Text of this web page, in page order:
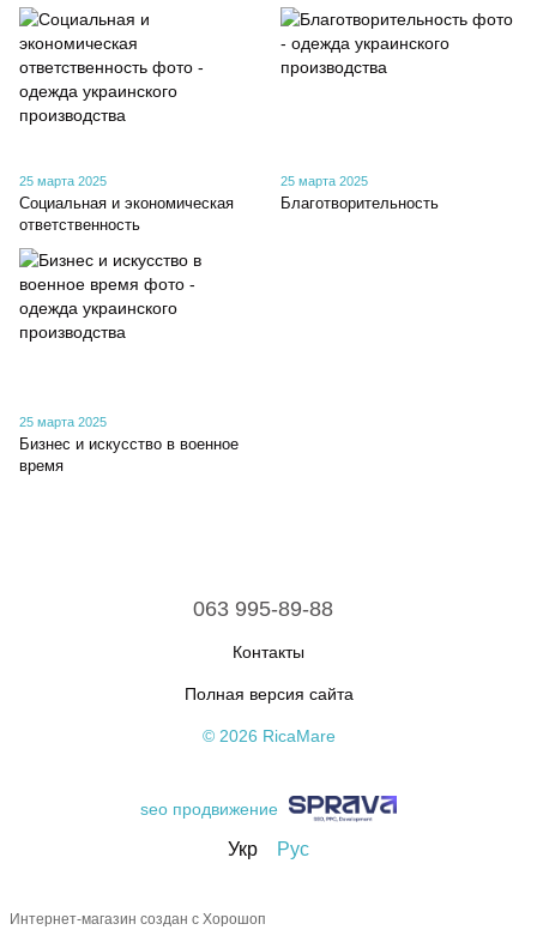
25 марта 2025
Социальная и экономическая
ответственность
25 марта 2025
Благотворительность
25 марта 2025
Бизнес и искусство в военное
время
063 995-89-88
Контакты
Полная версия сайта
© 2026 RicaMare
seo продвижение
Укр Рус
Интернет-магазин создан с Хорошоп